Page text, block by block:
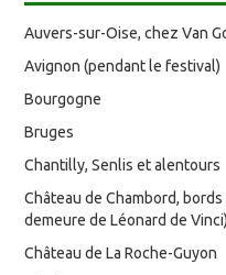
Auvers-sur-Oise, chez Van
Avignon (pendant le festival)
Bourgogne
Bruges
Chantilly, Senlis et alentours
Château de Chambord,
demeure de Léonard de Vinci)
Château de La Roche-Guyon